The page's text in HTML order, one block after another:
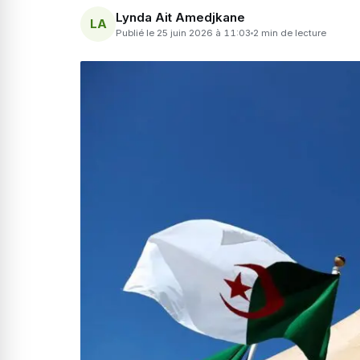
LA Lynda Ait Amedjkane
Publié le 25 juin 2026 à 11:03 2 min de lecture